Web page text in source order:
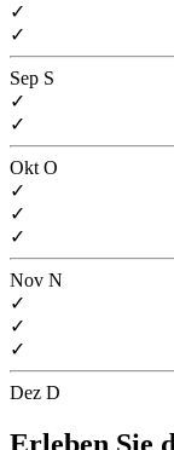
✓
✓
Sep S
✓
✓
Okt O
✓
✓
✓
Nov N
✓
✓
✓
Dez D